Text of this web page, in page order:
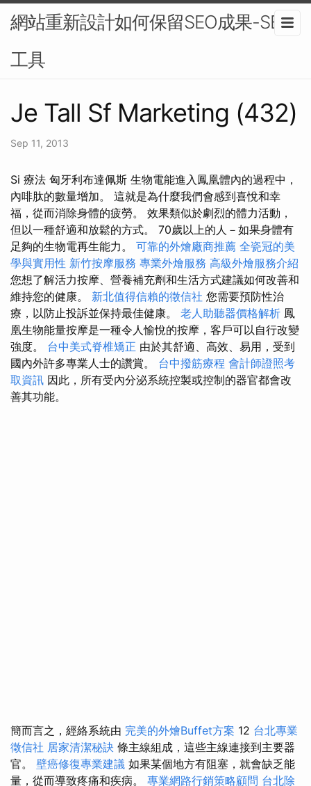
網站重新設計如何保留SEO成果-SEO
工具
Je Tall Sf Marketing (432)
Sep 11, 2013
Si 療法 匈牙利布達佩斯 生物電能進入鳳凰體內的過程中，
內啡肽的數量增加。 這就是為什麼我們會感到喜悅和幸
福，從而消除身體的疲勞。 效果類似於劇烈的體力活動，
但以一種舒適和放鬆的方式。 70歲以上的人－如果身體有
足夠的生物電再生能力。 可靠的外燴廠商推薦 全瓷冠的美
學與實用性 新竹按摩服務 專業外燴服務 高級外燴服務介紹
您想了解活力按摩、營養補充劑和生活方式建議如何改善和
維持您的健康。 新北值得信賴的徵信社 您需要預防性治
療，以防止投訴並保持最佳健康。 老人助聽器價格解析 鳳
凰生物能量按摩是一種令人愉悅的按摩，客戶可以自行改變
強度。 台中美式脊椎矯正 由於其舒適、高效、易用，受到
國內外許多專業人士的讚賞。 台中撥筋療程 會計師證照考
取資訊 因此，所有受內分泌系統控製或控制的器官都會改
善其功能。
簡而言之，經絡系統由 完美的外燴Buffet方案 12 台北專業
徵信社 居家清潔秘訣 條主線組成，這些主線連接到主要器
官。 壁癌修復專業建議 如果某個地方有阻塞，就會缺乏能
量，從而導致疼痛和疾病。 專業網路行銷策略顧問 台北除